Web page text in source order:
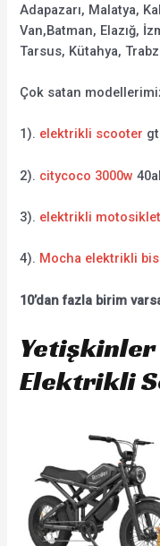
Adapazarı, Malatya,
Van,Batman, Elazığ,
Tarsus, Kütahya,
Çok satan
1). elektrikli scooter
2). citycoco 3000w
3). elektrikli motosiklet
4). Mocha elektrikli
10’dan fazla birim
Yetişkinler
Elektrikli